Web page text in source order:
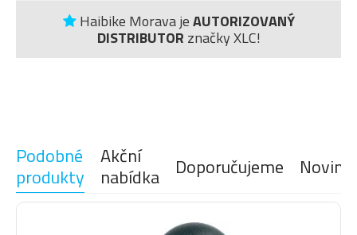
Haibike Morava jeAUTORIZOVANÝ
DISTRIBUTOR značky XLC!
Podobné
produkty
Akční
nabídka Doporučujeme